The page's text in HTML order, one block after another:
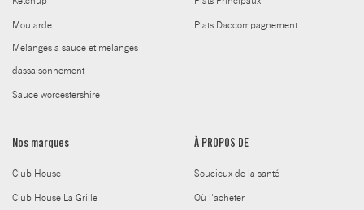
Moutarde
Melanges a sauce et melanges
dassaisonnement
Sauce worcestershire
Plats Daccompagnement
Nos marques
Club House
Club House La Grille
À PROPOS DE
Soucieux de la santé
Où l'acheter